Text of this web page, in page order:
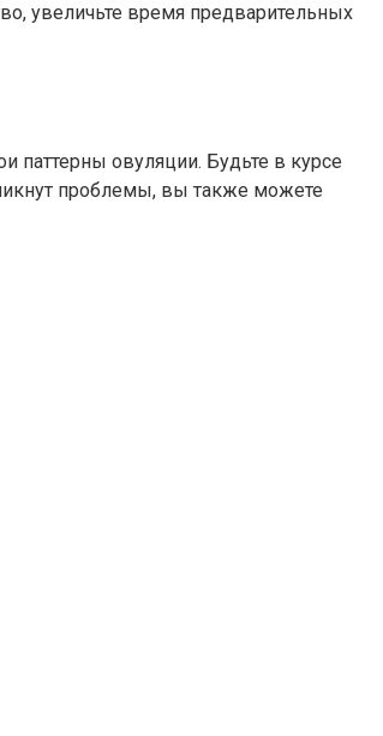
увеличьте время предварительных
паттерны овуляции. Будьте в курсе
проблемы, вы также можете